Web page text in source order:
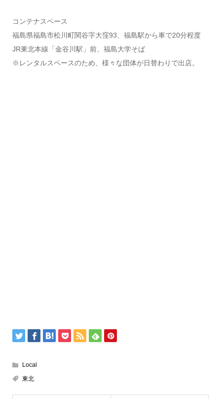
コンテナスペース
福島県福島市松川町関谷字大窪93、福島駅から車で20分程度
JR東北本線「金谷川駅」前、福島大学そば
※レンタルスペースのため、様々な団体が日替わりで出店。
Local
東北